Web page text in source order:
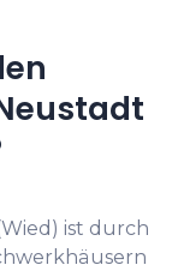
ist durch